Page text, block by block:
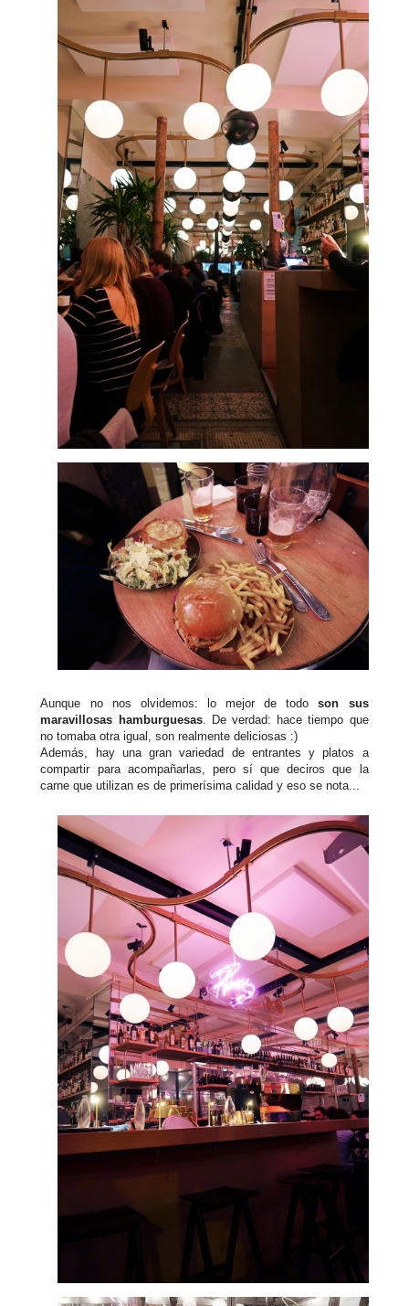
Aunque no nos olvidemos: lo mejor de todoson sus
maravillosas hamburguesas. De verdad: hace tiempo que
no tomaba otra igual, son realmente deliciosas :)
Además, hay una gran variedad de entrantes y platos a
compartir para acompañarlas, pero sí que deciros que la
carne que utilizan es de primerísima calidad y eso se nota...